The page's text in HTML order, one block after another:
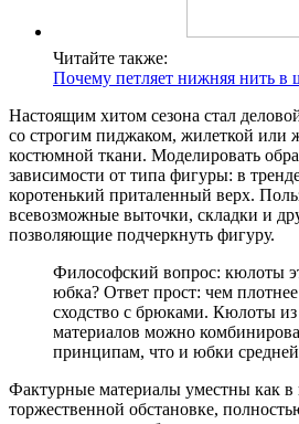
Читайте также:
Почему петляет нижняя нить
Настоящим хитом сезона стал
со строгим пиджаком, жилеткой или
костюмной ткани. Моделировать
зависимости от типа фигуры: в
коротенький приталенный верх.
всевозможные выточки, складки и
позволяющие подчеркнуть фигуру.
Философский вопрос: кюлоты
юбка? Ответ прост: чем
сходство с брюками. Кюлоты
материалов можно
принципам, что и юбки
Фактурные материалы уместны как в
торжественной обстановке,